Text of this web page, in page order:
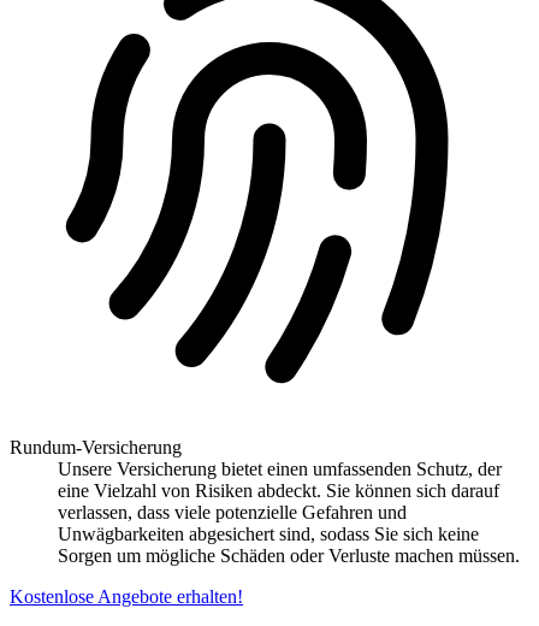
Rundum-Versicherung
Unsere Versicherung bietet einen umfassenden Schutz, der
eine Vielzahl von Risiken abdeckt. Sie können sich darauf
verlassen, dass viele potenzielle Gefahren und
Unwägbarkeiten abgesichert sind, sodass Sie sich keine
Sorgen um mögliche Schäden oder Verluste machen müssen.
Kostenlose Angebote erhalten!